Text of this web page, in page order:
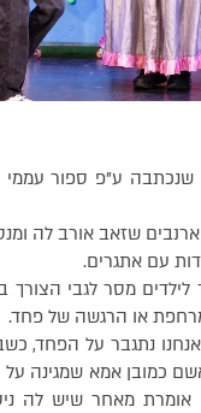
שנכתבה ע"פ ספור עממי
שזאב אורב לה
עם אתגרים.
מסר לגבי הצורך
או הרגשה של פחד.
נתגבר על הפחד,
כמובן אמא שמגינה על
מאחר שיש לה